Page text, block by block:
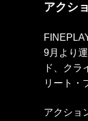
アクシ
9月より
ド、クラ
リート・
アクショ